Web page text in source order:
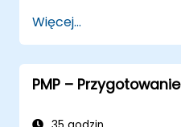
Rozwinąć
zakresie
interesariuszy,
oraz zapewniania
Więcej...
PMP –